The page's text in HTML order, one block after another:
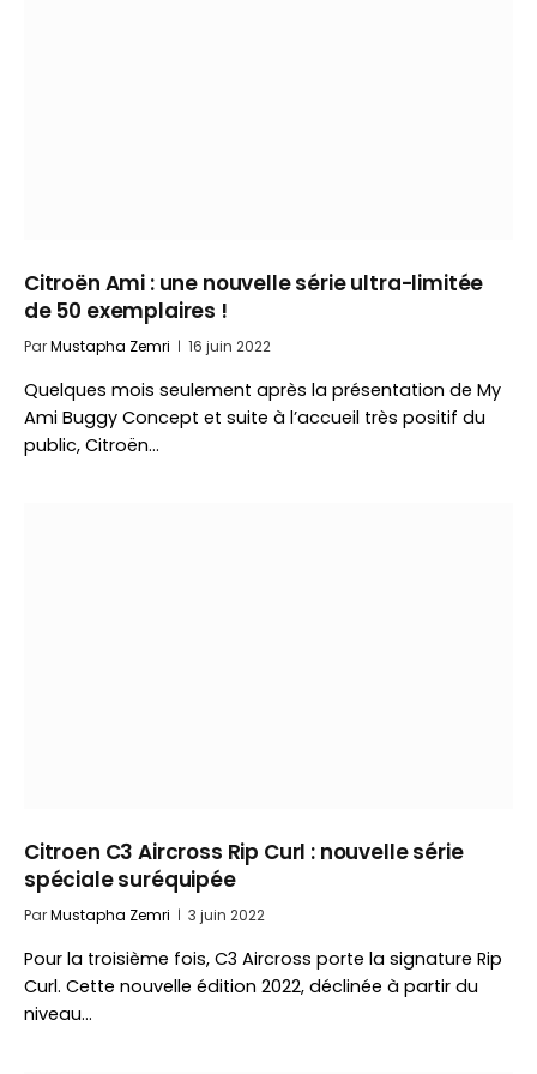
Citroën Ami : une nouvelle série ultra-limitée
de 50 exemplaires !
ParMustapha Zemri 16 juin 2022
Quelques mois seulement après la présentation de My
Ami Buggy Concept et suite à l’accueil très positif du
public, Citroën…
Citroen C3 Aircross Rip Curl : nouvelle série
spéciale suréquipée
ParMustapha Zemri 3 juin 2022
Pour la troisième fois, C3 Aircross porte la signature Rip
Curl. Cette nouvelle édition 2022, déclinée à partir du
niveau…